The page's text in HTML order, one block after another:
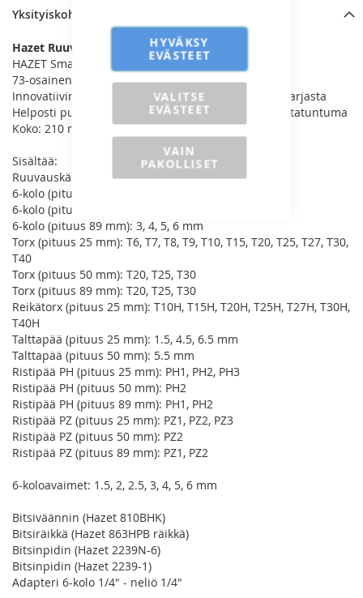
HYVÄKSY
EVÄSTEET
VALITSE
EVÄSTEET
VAIN
PAKOLLISET
Yksityiskohdat
Hazet Ruuvauskärkisarja 1/4"
HAZET SmartCase – be smart – In any case
73-osainen sarja
Innovatiivinen konsepti kompaktista, taitettavasta sarjasta
Helposti puhdistettava materiaali ja miellyttävä pintatuntuma
Koko: 210 mm x 118 mm x 50 mm
Sisältää:
Ruuvauskärjet:
6-kolo (pituus 25 mm): 3, 4, 5, 6 mm
6-kolo (pituus 50 mm): 3, 4 mm
6-kolo (pituus 89 mm): 3, 4, 5, 6 mm
Torx (pituus 25 mm): T6, T7, T8, T9, T10, T15, T20, T25, T27, T30,
T40
Torx (pituus 50 mm): T20, T25, T30
Torx (pituus 89 mm): T20, T25, T30
Reikätorx (pituus 25 mm): T10H, T15H, T20H, T25H, T27H, T30H,
T40H
Talttapää (pituus 25 mm): 1.5, 4.5, 6.5 mm
Talttapää (pituus 50 mm): 5.5 mm
Ristipää PH (pituus 25 mm): PH1, PH2, PH3
Ristipää PH (pituus 50 mm): PH2
Ristipää PH (pituus 89 mm): PH1, PH2
Ristipää PZ (pituus 25 mm): PZ1, PZ2, PZ3
Ristipää PZ (pituus 50 mm): PZ2
Ristipää PZ (pituus 89 mm): PZ1, PZ2
6-koloavaimet: 1.5, 2, 2.5, 3, 4, 5, 6 mm
Bitsiväännin (Hazet 810BHK)
Bitsiräikkä (Hazet 863HPB räikkä)
Bitsinpidin (Hazet 2239N-6)
Bitsinpidin (Hazet 2239-1)
Adapteri 6-kolo 1/4" - neliö 1/4"